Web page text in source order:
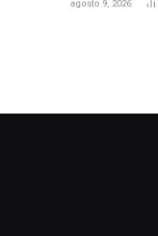
agosto 9, 2026